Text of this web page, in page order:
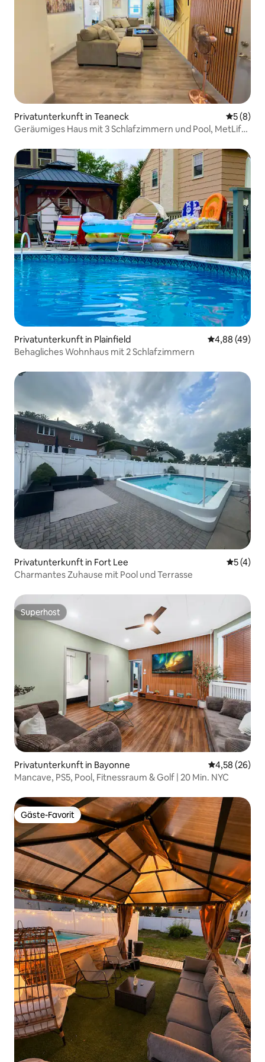
Privatunterkunft in Teaneck
5 (8)
Geräumiges Haus mit 3 Schlafzimmern und Pool, MetLife,
Privatunterkunft in Plainfield
4,88 (49)
Behagliches Wohnhaus mit 2 Schlafzimmern
Privatunterkunft in Fort Lee
5 (4)
Charmantes Zuhause mit Pool und Terrasse
Superhost
Superhost
Privatunterkunft in Bayonne
4,58 (26)
Mancave, PS5, Pool, Fitnessraum & Golf | 20 Min. NYC
Gäste-Favorit
Gäste-Favorit